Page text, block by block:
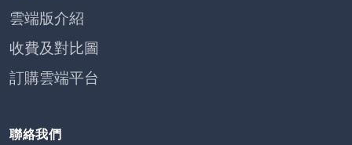
雲端版介紹
收費及對比圖
訂購雲端平台
聯絡我們